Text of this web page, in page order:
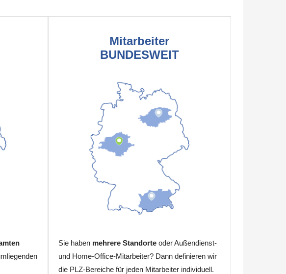
Mitarbeiter
BUNDESWEIT
Sie haben mehrere Standorteoder Außendienst-
und Home-Office-Mitarbeiter? Dann definieren wir
die PLZ-Bereiche für jeden Mitarbeiter individuell.